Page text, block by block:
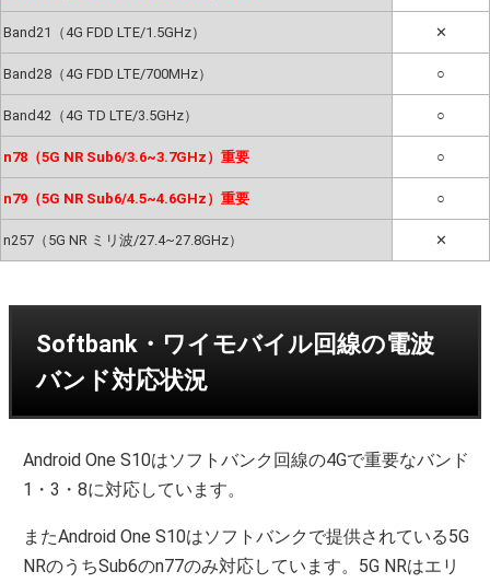
Band21（4G FDD LTE/1.5GHz） ✕
Band28（4G FDD LTE/700MHz） ○
Band42（4G TD LTE/3.5GHz） ○
n78（5G NR Sub6/3.6~3.7GHz）重要 ○
n79（5G NR Sub6/4.5~4.6GHz）重要 ○
n257（5G NR ミリ波/27.4~27.8GHz） ✕
Softbank・ワイモバイル回線の電波
バンド対応状況
Android One S10はソフトバンク回線の4Gで重要なバンド
1・3・8に対応しています。
またAndroid One S10はソフトバンクで提供されている5G
NRのうちSub6のn77のみ対応しています。5G NRはエリ